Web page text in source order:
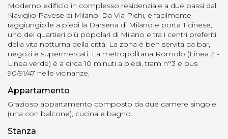
Moderno edificio in complesso residenziale a due passi dal
Naviglio Pavese di Milano. Da Via Pichi, è facilmente
raggiungibile a piedi la Darsena di Milano e porta Ticinese,
uno dei quartieri più popolari di Milano e tra i centri preferiti
della vita notturna della città. La zona è ben servita da bar,
negozi e supermercati. La metropolitana Romolo (Linea 2 -
Linea verde) è a circa 10 minuti a piedi, tram n°3 e bus
90/91/47 nelle vicinanze.
Appartamento
Grazioso appartamento composto da due camere singole
(una con balcone), cucina e bagno.
Stanza